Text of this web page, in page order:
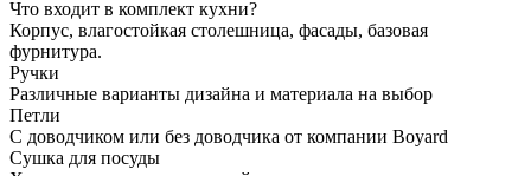
Что входит в комплект кухни?
Корпус, влагостойкая столешница, фасады, базовая
фурнитура.
Ручки
Различные варианты дизайна и материала на выбор
Петли
С доводчиком или без доводчика от компании Boyard
Сушка для посуды